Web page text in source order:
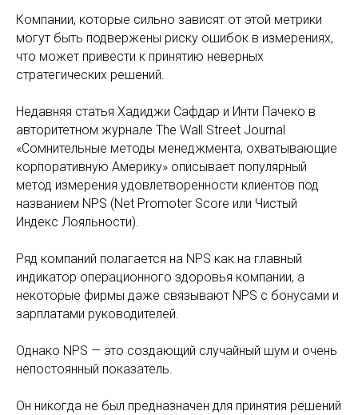
Компании, которые сильно зависят от этой метрики
могут быть подвержены риску ошибок в измерениях,
что может привести к принятию неверных
стратегических решений.
Недавняя статья Хадиджи Сафдар и Инти Пачеко в
авторитетном журнале The Wall Street Journal
«Сомнительные методы менеджмента, охватывающие
корпоративную Америку» описывает популярный
метод измерения удовлетворенности клиентов под
названием NPS (Net Promoter Score или Чистый
Индекс Лояльности).
Ряд компаний полагается на NPS как на главный
индикатор операционного здоровья компании, а
некоторые фирмы даже связывают NPS с бонусами и
зарплатами руководителей.
Однако NPS — это создающий случайный шум и очень
непостоянный показатель.
Он никогда не был предназначен для принятия решений